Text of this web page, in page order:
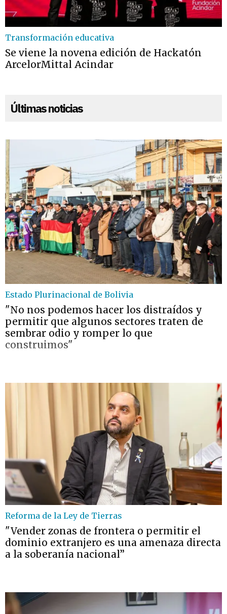
Transformación educativa
Se viene la novena edición de Hackatón
ArcelorMittal Acindar
Últimas noticias
Estado Plurinacional de Bolivia
"No nos podemos hacer los distraídos y
permitir que algunos sectores traten de
sembrar odio y romper lo que
construimos"
Reforma de la Ley de Tierras
"Vender zonas de frontera o permitir el
dominio extranjero es una amenaza directa
a la soberanía nacional”